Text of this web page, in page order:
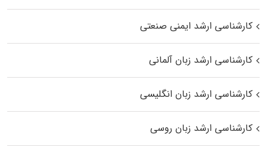
کارشناسی ارشد ایمنی صنعتی
کارشناسی ارشد زبان آلمانی
کارشناسی ارشد زبان انگلیسی
کارشناسی ارشد زبان روسی